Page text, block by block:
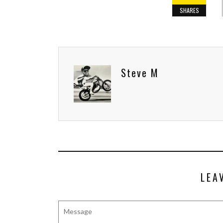
SHARES
Steve M